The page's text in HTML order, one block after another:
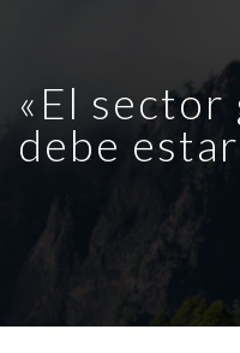
«El sector
debe